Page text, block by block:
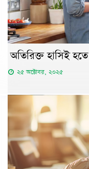
অতিরিক্ত হাসিই
২৫ অক্টোবর, ২০২৫